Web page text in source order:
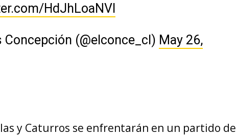
HdJhLoaNVl
(@elconce_cl) May 26,
y Caturros se enfrentarán en un partido de